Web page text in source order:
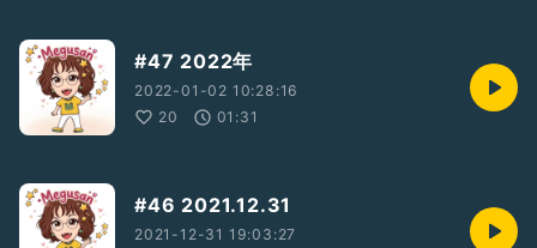
#47 2022年
2022-01-02 10:28:16
20
01:31
#46 2021.12.31
2021-12-31 19:03:27